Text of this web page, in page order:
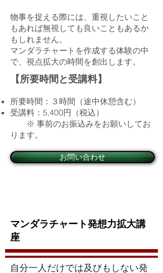
物事を捉える際には、重視したいこと
もあれば無視しても良いこともあるか
もしれません。
マンダラチャートを作成する体験の中
で、視点拡大の時間を創出します。
【所要時間と受講料】
所要時間：３時間（途中休憩含む）
​受講料：5,400円（税込）
​ ※ 事前のお振込みをお願いしてお
ります。
お問い合わせ
マンダラチャート発想力拡大講
座
自分一人だけでは及びもしない発